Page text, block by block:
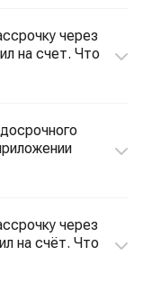
через
на счет. Что
через
на счёт. Что